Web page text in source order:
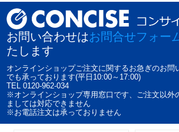
お問い合わせはお問合せフォー
たします
オンラインショップご注文に関するお急ぎのお問
でも承っております(平日10:00～17:00)
TEL 0120-962-034
※オンラインショップ専用窓口です、ご注文以外
ましては対応できません
※お電話注文は承っておりません